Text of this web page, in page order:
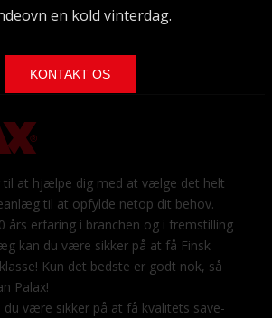
en kold vinterdag.
KONTAKT OS
til at hjælpe dig med at vælge det helt
til at opfylde netop dit behov.
års erfaring i branchen og i fremstilling
kan du være sikker på at få Finsk
Kun det bedste er godt nok, så
Palax!
du være sikker på at få kvalitets save-